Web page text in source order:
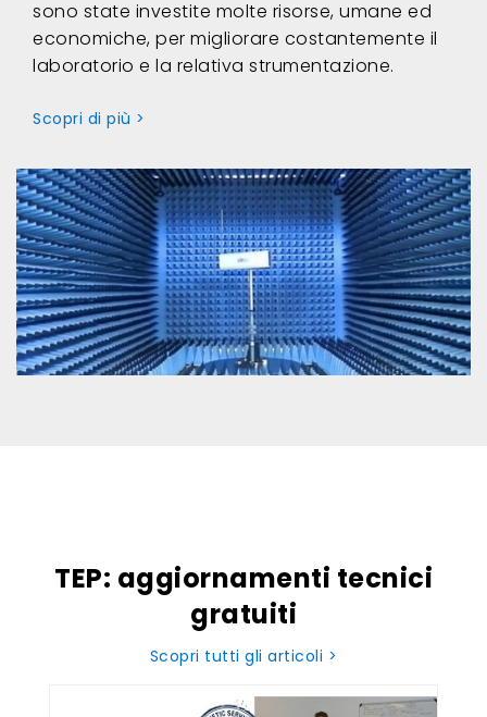
sono state investite molte risorse, umane ed
economiche, per migliorare costantemente il
laboratorio e la relativa strumentazione.
Scopri di più >
TEP: aggiornamenti tecnici
gratuiti
Scopri tutti gli articoli >